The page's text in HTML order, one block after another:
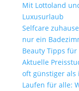
Mit Lottoland
Luxusurlaub
Selfcare
nur ein
Beauty Tipps
Aktuelle
oft günstiger als
Laufen für alle: